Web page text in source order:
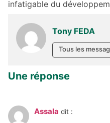
infatigable du
Tony FEDA
Tous les
Une réponse
Assala dit :